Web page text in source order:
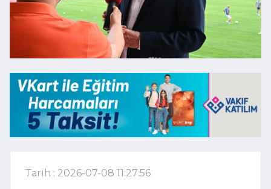
Tarih : 2026-07-08 11:27:56